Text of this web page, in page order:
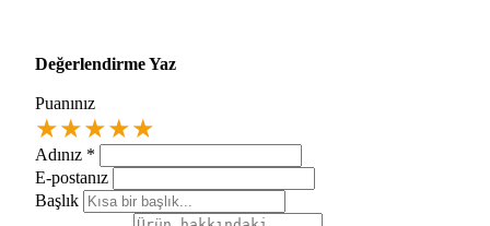
Değerlendirme Yaz
Puanınız
★★★★★
Adınız *
E-postanız
Başlık